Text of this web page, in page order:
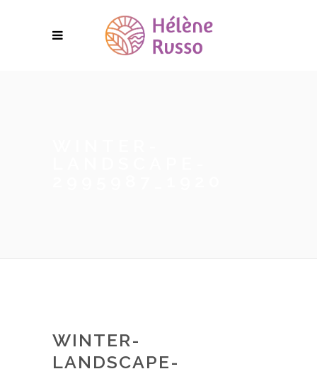
WINTER-
LANDSCAPE-